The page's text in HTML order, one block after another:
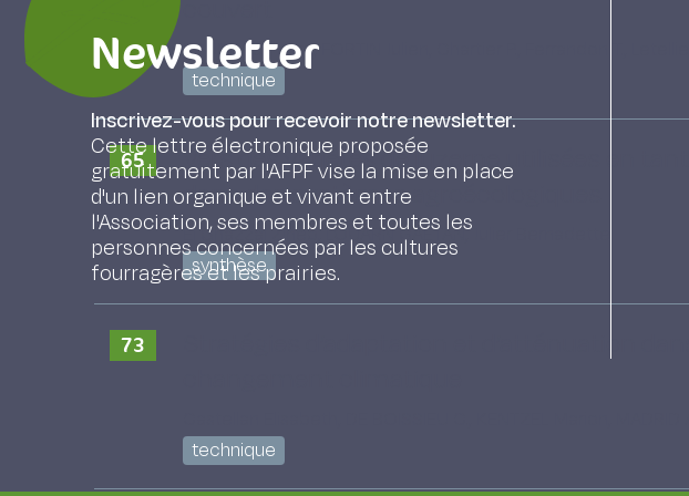
BRUNEAU Pierre, FORTIN Julien, Chartier P., Ferrandon T.,
technique
65
Vers des variétés de luzerne utilisées en
dans des systèmes agroécologiques
El Ghazzal Zineb, LOUARN GAËTAN, Julier Bernadette
synthèse
73
Stratégies d’adaptation et d’atténuation
technique
Newsletter
Inscrivez-vous pour recevoir notre newsletter.
Cette lettre électronique proposée
gratuitement par l'AFPF vise la mise en place
d'un lien organique et vivant entre
l'Association, ses membres et toutes les
personnes concernées par les cultures
fourragères et les prairies.